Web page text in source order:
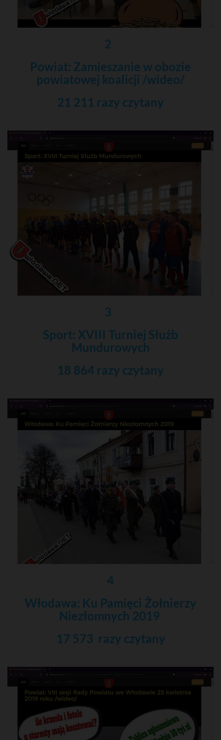
2
Powiat: Zamieszanie w obozie
powiatowej koalicji /wideo/
21 211 razy czytany
3
Sport: XVIII Turniej Służb
Mundurowych
18 864 razy czytany
4
Włodawa: Ku Pamięci Żołnierzy
Niezłomnych 2019
17 573 razy czytany